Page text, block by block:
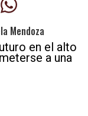
Mendoza
en el alto
a una